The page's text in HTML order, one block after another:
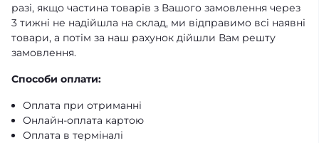
разі, якщо частина товарів з Вашого замовлення через
3 тижні не надійшла на склад, ми відправимо всі наявні
товари, а потім за наш рахунок дійшли Вам решту
замовлення.
Способи оплати:
Оплата при отриманні
Онлайн-оплата картою
Оплата в терміналі